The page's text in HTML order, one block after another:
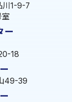
川1-9-7
室
ー
18
49-39